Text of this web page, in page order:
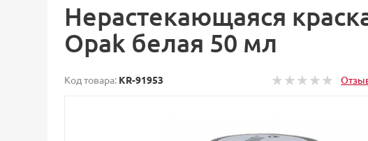
Нерастекающаяся
Opak белая 50 мл
Код товара: KR-91953